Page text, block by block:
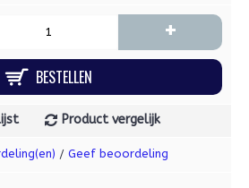
+
BESTELLEN
Product vergelijk
/ Geef beoordeling